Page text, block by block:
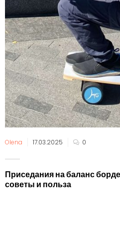
Olena 17.03.2025 0
Приседания на баланс
советы и польза